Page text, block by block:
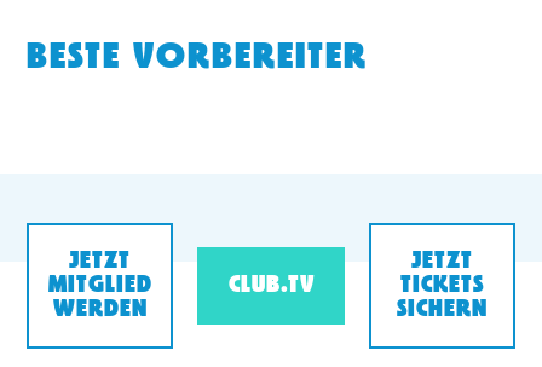
BESTE VORBEREITER
JETZT
MITGLIED
WERDEN
CLUB.TV
JETZT
TICKETS
SICHERN